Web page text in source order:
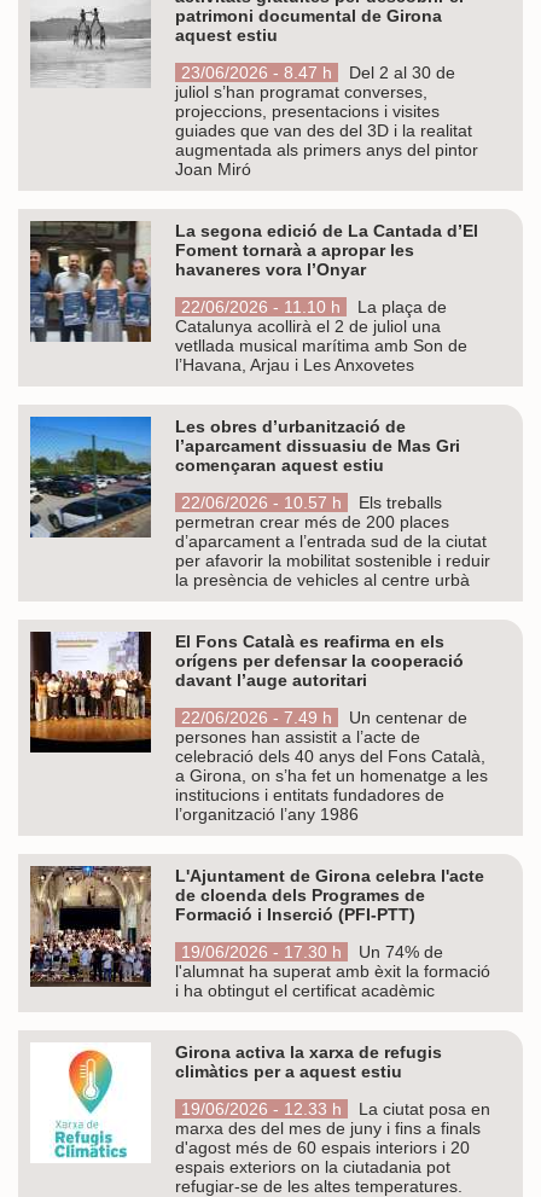
patrimoni documental de Girona
aquest estiu
23/06/2026 - 8.47 h
Del 2 al 30 de
juliol s’han programat converses,
projeccions, presentacions i visites
guiades que van des del 3D i la realitat
augmentada als primers anys del pintor
Joan Miró
La segona edició de La Cantada d’El
Foment tornarà a apropar les
havaneres vora l’Onyar
22/06/2026 - 11.10 h
La plaça de
Catalunya acollirà el 2 de juliol una
vetllada musical marítima amb Son de
l’Havana, Arjau i Les Anxovetes
Les obres d’urbanització de
l’aparcament dissuasiu de Mas Gri
començaran aquest estiu
22/06/2026 - 10.57 h
Els treballs
permetran crear més de 200 places
d’aparcament a l’entrada sud de la ciutat
per afavorir la mobilitat sostenible i reduir
la presència de vehicles al centre urbà
El Fons Català es reafirma en els
orígens per defensar la cooperació
davant l’auge autoritari
22/06/2026 - 7.49 h
Un centenar de
persones han assistit a l’acte de
celebració dels 40 anys del Fons Català,
a Girona, on s’ha fet un homenatge a les
institucions i entitats fundadores de
l’organització l’any 1986
L'Ajuntament de Girona celebra l'acte
de cloenda dels Programes de
Formació i Inserció (PFI-PTT)
19/06/2026 - 17.30 h
Un 74% de
l'alumnat ha superat amb èxit la formació
i ha obtingut el certificat acadèmic
Girona activa la xarxa de refugis
climàtics per a aquest estiu
19/06/2026 - 12.33 h
La ciutat posa en
marxa des del mes de juny i fins a finals
d'agost més de 60 espais interiors i 20
espais exteriors on la ciutadania pot
refugiar-se de les altes temperatures.